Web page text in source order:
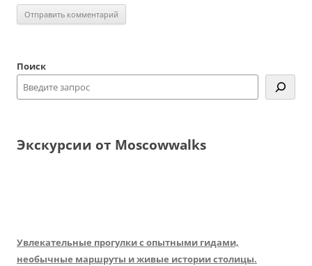
Поиск
Экскурсии от Moscowwalks
Увлекательные прогулки с опытными гидами,
необычные маршруты и живые истории столицы.